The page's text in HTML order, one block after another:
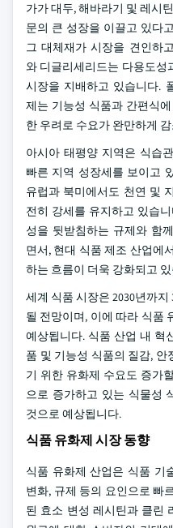
가가 대두, 해바라기 및 레시
문의 큰 성장을 이끌고 있다
그 대체재가 시장을 견인하
와 디글리세리드는 다용도성
시장을 지배하고 있습니다.
제는 기능성 식품과 간편식
한 우려로 수요가 완만하게
아시아 태평양 지역은 식습
빠른 지역 성장세를 보이고
유럽과 북미에서도 천연 및
전히 강세를 유지하고 있습
성을 뒷받침하는 규제와 함
면서, 현대 식품 제조 산업에
하는 흐름이 더욱 강화되고
세계 식품 시장은 2030년까지
될 전망이며, 이에 따라 식품
예상됩니다. 식품 산업 내 혁
품 및 기능성 식품의 질감,
기 위한 유화제 수요도 증가
으로 증가하고 있는 식물성
것으로 예상됩니다.
식품 유화제 시장 동향
식품 유화제 산업은 식품 기
변화, 규제 등의 요인으로 빠
된 효소 변성 레시틴과 클린